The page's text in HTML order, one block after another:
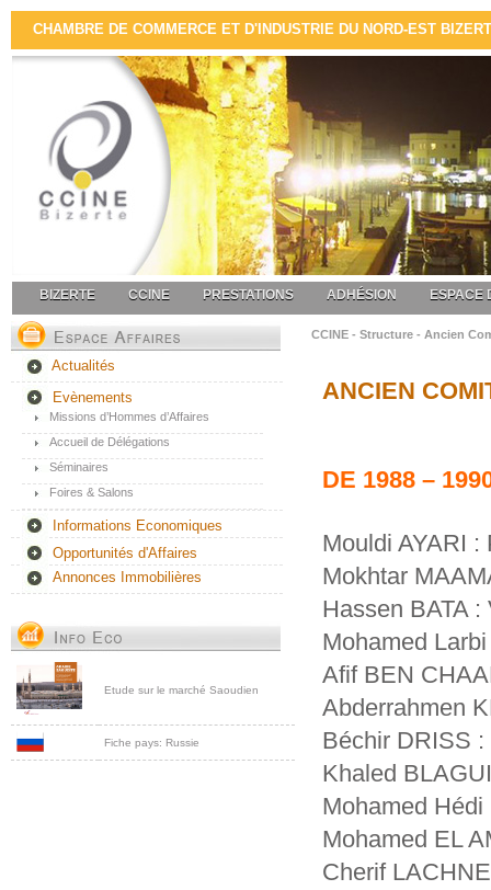
CHAMBRE DE COMMERCE ET D'INDUSTRIE DU NORD-EST
BIZERTE CCINE PRESTATIONS ADHÉSION ESPACE
Actualités
Evènements
Missions d’Hommes d’Affaires
Accueil de Délégations
Séminaires
Foires & Salons
Informations Economiques
Opportunités d'Affaires
Annonces Immobilières
Etude sur le marché Saoudien
Fiche pays: Russie
CCINE - Structure - Ancien
ANCIEN
DE 1988 –
Mouldi AYARI :
Mokhtar
Hassen BATA
Mohamed
Afif BEN
Abderrahmen
Béchir DRISS :
Khaled
Mohamed
Mohamed EL
Cherif